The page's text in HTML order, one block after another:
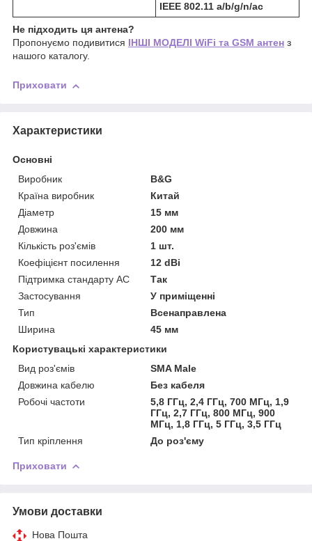
IEEE 802.11 a/b/g/n/ac
Не підходить ця антена?
Пропонуємо подивитися ІНШІ МОДЕЛІ WiFi та GSM антен з
нашого каталогу.
Приховати
Характеристики
Основні
Виробник
B&G
Країна виробник
Китай
Діаметр
15 мм
Довжина
200 мм
Кількість роз'ємів
1 шт.
Коефіцієнт посилення
12 dBi
Підтримка стандарту АС
Так
Застосування
У приміщенні
Тип
Всенаправлена
Ширина
45 мм
Користувацькі характеристики
Вид роз'ємів
SMA Male
Довжина кабелю
Без кабеля
Робочі частоти
5,8 ГГц, 2,4 ГГц, 700 МГц, 1,9
ГГц, 2,7 ГГц, 800 МГц, 900
МГц, 1,8 ГГц, 5 ГГц, 3,5 ГГц
Тип кріплення
До роз'єму
Приховати
Умови доставки
Нова Пошта